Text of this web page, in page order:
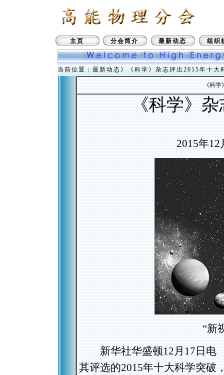
主页 分会简介 最新动态 组织
当前位置：最新动态》《科学》杂志评出2015年十大
《科
《科学》
2015年12
“新视
新华社华盛顿12月17日电
其评选的2015年十大科学突破